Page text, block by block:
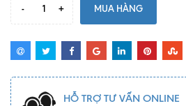
- + MUA HÀNG
HỖ TRỢ TƯ VẤN ONLINE